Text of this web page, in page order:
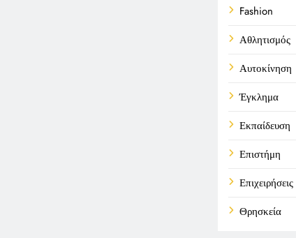
Fashion
Αθλητισμός
Αυτοκίνηση
Έγκλημα
Εκπαίδευση
Επιστήμη
Επιχειρήσεις
Θρησκεία